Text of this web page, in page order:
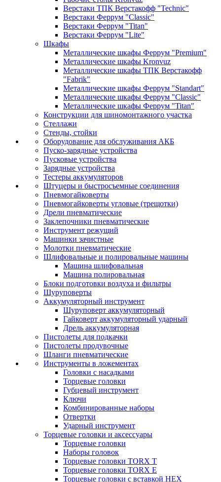
Верстаки ТПК Верстакофф "Technic"
Верстаки Феррум "Classic"
Верстаки Феррум "Titan"
Верстаки Феррум "Lite"
Шкафы
Металлические шкафы Феррум "Premium"
Металлические шкафы Kronvuz
Металлические шкафы ТПК Верстакофф
"Fabrik"
Металлические шкафы Феррум "Standart"
Металлические шкафы Феррум "Classic"
Металлические шкафы Феррум "Titan"
Конструкции для шиномонтажного участка
Стеллажи
Стенды, стойки
Оборудование для обслуживания АКБ
Пуско-зарядные устройства
Пусковые устройства
Зарядные устройства
Тестеры аккумуляторов
Штуцеры и быстросъемные соединения
Пневмогайковерты
Пневмогайковерты угловые (трещотки)
Дрели пневматические
Заклепочники пневматические
Инструмент режущий
Машинки зачистные
Молотки пневматические
Шлифовальные и полировальные машины
Машина шлифовальная
Машина полировальная
Блоки подготовки воздуха и фильтры
Шуруповерты
Аккумуляторный инструмент
Шуруповерт аккумуляторный
Гайковерт аккумуляторный ударный
Дрель аккумуляторная
Пистолеты для подкачки
Пистолеты продувочные
Шланги пневматические
Инструменты в ложементах
Головки с насадками
Торцевые головки
Губцевый инструмент
Ключи
Комбинированные наборы
Отвертки
Ударный инструмент
Торцевые головки и аксессуары
Торцевые головки
Наборы головок
Торцевые головки TORX T
Торцевые головки TORX Е
Торцевые головки с вставкой HEX